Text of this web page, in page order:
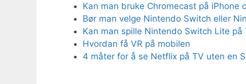
Kan man bruke Chromecast på iPhone
Bør man velge Nintendo Switch eller
Kan man spille Nintendo Switch Lite på
Hvordan få VR på mobilen
4 måter for å se Netflix på TV uten en